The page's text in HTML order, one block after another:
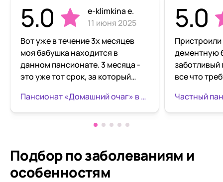
5.0
e-klimkina e.
11 июня 2025
Вот уже в течение 3х месяцев
моя бабушка находится в
данном пансионате. 3 месяца -
это уже тот срок, за который
мнение. Хочу сказать, что мы ни
разу не пожалели о том, что
доверились сотрудникам
под присмотром 24/7,
сотрудники и руководство
всегда на связи: все пояснят, все
Пансионат «Домашний очаг» в Пензе
5.0
дементную
все что
без
время
Подбор по заболеваниям и
особенностям